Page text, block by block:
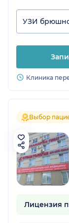
УЗИ
Клиника
Выбор
Лицензия